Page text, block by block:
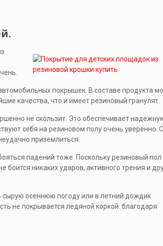
покрышек. В составе продукта
качества, что и имеет резиновый гранулят.
не скользит. Это обеспечивает
себя на резиновом полу очень уверенно.
приземлиться.
падений тоже. Поскольку резиновый пол
никаких ударов, активного трения и
осеннюю погоду или в летний дождик
не покрывается ледяной коркой: благодаря